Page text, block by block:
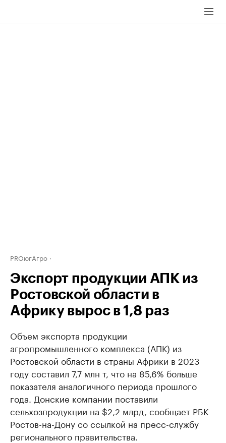
PROюгАгро
Экспорт продукции АПК из
Ростовской области в
Африку вырос в 1,8 раз
Объем экспорта продукции
агропромышленного комплекса (АПК) из
Ростовской области в страны Африки в 2023
году составил 7,7 млн т, что на 85,6% больше
показателя аналогичного периода прошлого
года. Донские компании поставили
сельхозпродукции на $2,2 млрд, сообщает РБК
Ростов-на-Дону со ссылкой на пресс-службу
регионального правительства.